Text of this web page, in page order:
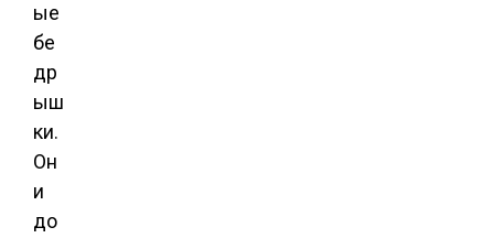
ые
бе
др
ыш
ки.
Он
и
до